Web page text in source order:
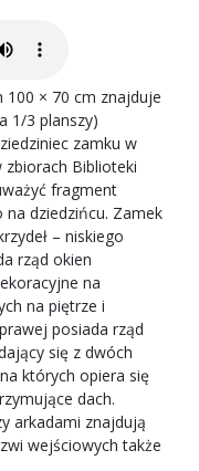
100 × 70 cm znajduje
1/3 planszy)
zamku w
zbiorach Biblioteki
fragment
dziedzińcu. Zamek
– niskiego
rząd okien
na
na piętrze i
posiada rząd
się z dwóch
których opiera się
dach.
arkadami znajdują
wejściowych także